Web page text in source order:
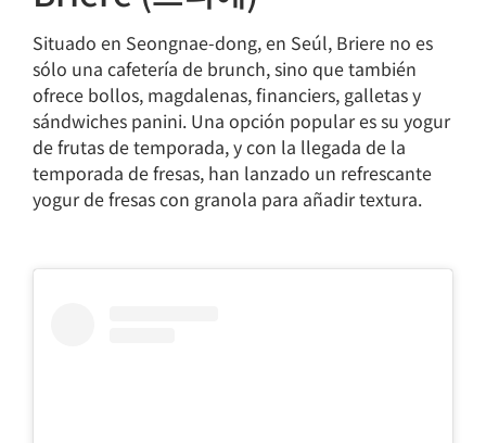
Situado en Seongnae-dong, en Seúl, Briere no es
sólo una cafetería de brunch, sino que también
ofrece bollos, magdalenas, financiers, galletas y
sándwiches panini. Una opción popular es su yogur
de frutas de temporada, y con la llegada de la
temporada de fresas, han lanzado un refrescante
yogur de fresas con granola para añadir textura.